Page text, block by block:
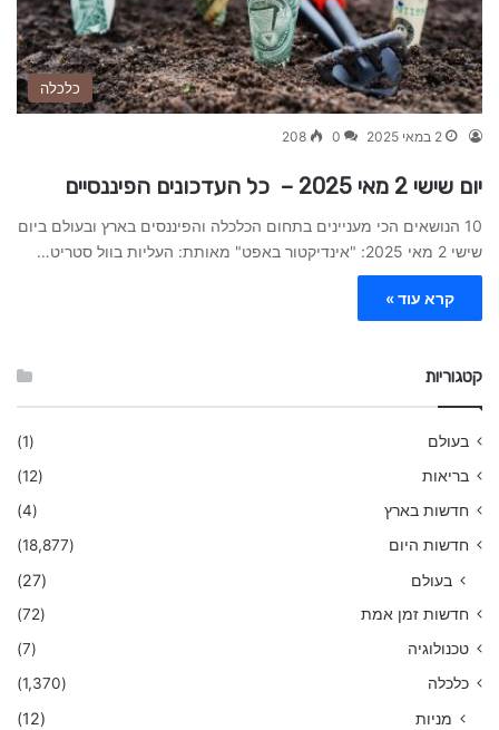
כלכלה
2 במאי 2025 0
208
יום שישי 2 מאי 2025 – כל העדכונים הפיננסיים
10 הנושאים הכי מעניינים בתחום הכלכלה והפיננסים בארץ ובעולם ביום
שישי 2 מאי 2025: "אינדיקטור באפט" מאותת: העליות בוול סטריט…
קרא עוד »
קטגוריות
בעולם
(1)
בריאות
(12)
חדשות בארץ
(4)
חדשות היום
(18,877)
בעולם (27)
חדשות זמן אמת
(72)
טכנולוגיה
(7)
כלכלה
(1,370)
מניות (12)